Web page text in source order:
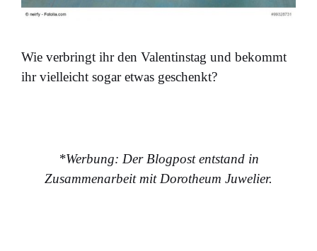
Wie verbringt ihr den Valentinstag und bekommt
ihr vielleicht sogar etwas geschenkt?
*Werbung: Der Blogpost entstand in
Zusammenarbeit mit Dorotheum Juwelier.